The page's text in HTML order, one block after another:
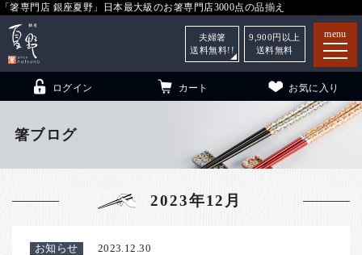
「箸専門店 銀座夏野」日本最大級のお箸専門店3000点の品揃え
menu
銀座夏野・箸長について
ログイン カート お気に入り
夫婦箸
送料無料!!
9,900 円以上
送料無料
箸ブログ
2023年12月
お知らせ 2023.12.30